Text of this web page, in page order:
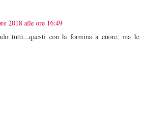
2018 alle ore 16:49
tutti...questi con la formina a cuore, ma le